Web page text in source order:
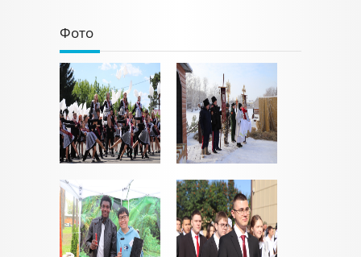
Фото